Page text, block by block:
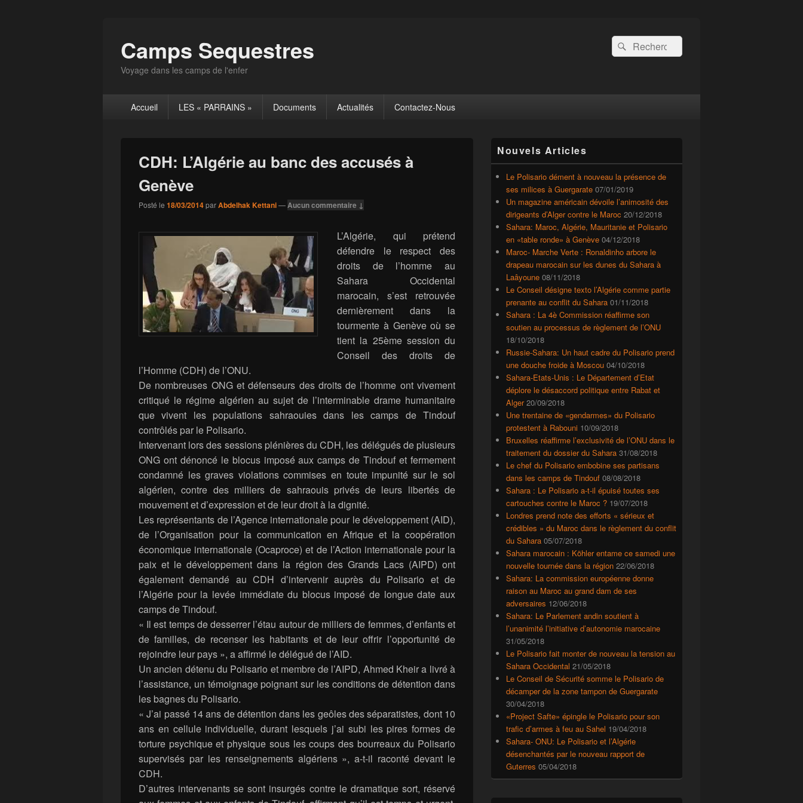
Camps Sequestres
Voyage dans les camps de l'enfer
Recherche :
Rechercher
principalAccueil LES « PARRAINS » Documents Actualités Contactez-Nous
CDH: L’Algérie au banc des accusés à
Genève
Posté le 18/03/2014parAbdelhak Kettani—Aucun commentaire ↓
L’Algérie, qui prétend
défendre le respect des
droits de l’homme au
Sahara Occidental
marocain, s’est retrouvée
dernièrement dans la
tourmente à Genève où se
tient la 25ème session du
Conseil des droits de
l’Homme (CDH) de l’ONU.
De nombreuses ONG et défenseurs des droits de l’homme ont vivement
critiqué le régime algérien au sujet de l’interminable drame humanitaire
que vivent les populations sahraouies dans les camps de Tindouf
contrôlés par le Polisario.
Intervenant lors des sessions plénières du CDH, les délégués de plusieurs
ONG ont dénoncé le blocus imposé aux camps de Tindouf et fermement
condamné les graves violations commises en toute impunité sur le sol
algérien, contre des milliers de sahraouis privés de leurs libertés de
mouvement et d’expression et de leur droit à la dignité.
Les représentants de l’Agence internationale pour le développement (AID),
de l’Organisation pour la communication en Afrique et la coopération
économique internationale (Ocaproce) et de l’Action internationale pour la
paix et le développement dans la région des Grands Lacs (AIPD) ont
également demandé au CDH d’intervenir auprès du Polisario et de
l’Algérie pour la levée immédiate du blocus imposé de longue date aux
camps de Tindouf.
« Il est temps de desserrer l’étau autour de milliers de femmes, d’enfants et
de familles, de recenser les habitants et de leur offrir l’opportunité de
rejoindre leur pays », a affirmé le délégué de l’AID.
Un ancien détenu du Polisario et membre de l’AIPD, Ahmed Kheir a livré à
l’assistance, un témoignage poignant sur les conditions de détention dans
les bagnes du Polisario.
« J’ai passé 14 ans de détention dans les geôles des séparatistes, dont 10
ans en cellule individuelle, durant lesquels j’ai subi les pires formes de
torture psychique et physique sous les coups des bourreaux du Polisario
supervisés par les renseignements algériens », a-t-il raconté devant le
CDH.
D’autres intervenants se sont insurgés contre le dramatique sort, réservé
principale
de
widget
barre
latérale
Nouvels Articles
Le Polisario dément à nouveau la présence de
ses milices à Guergarate 07/01/2019
Un magazine américain dévoile l’animosité des
dirigeants d’Alger contre le Maroc 20/12/2018
Sahara: Maroc, Algérie, Mauritanie et Polisario
en «table ronde» à Genève 04/12/2018
Maroc- Marche Verte : Ronaldinho arbore le
drapeau marocain sur les dunes du Sahara à
Laâyoune 08/11/2018
Le Conseil désigne texto l’Algérie comme partie
prenante au conflit du Sahara 01/11/2018
Sahara : La 4è Commission réaffirme son
soutien au processus de règlement de l’ONU
18/10/2018
Russie-Sahara: Un haut cadre du Polisario prend
une douche froide à Moscou 04/10/2018
Sahara-Etats-Unis : Le Département d’Etat
déplore le désaccord politique entre Rabat et
Alger 20/09/2018
Une trentaine de «gendarmes» du Polisario
protestent à Rabouni 10/09/2018
Bruxelles réaffirme l’exclusivité de l’ONU dans le
traitement du dossier du Sahara 31/08/2018
Le chef du Polisario embobine ses partisans
dans les camps de Tindouf 08/08/2018
Sahara : Le Polisario a-t-il épuisé toutes ses
cartouches contre le Maroc ? 19/07/2018
Londres prend note des efforts « sérieux et
crédibles » du Maroc dans le règlement du conflit
du Sahara 05/07/2018
Sahara marocain : Köhler entame ce samedi une
nouvelle tournée dans la région 22/06/2018
Sahara: La commission européenne donne
raison au Maroc au grand dam de ses
adversaires 12/06/2018
Sahara: Le Parlement andin soutient à
l’unanimité l’initiative d’autonomie marocaine
31/05/2018
Le Polisario fait monter de nouveau la tension au
Sahara Occidental 21/05/2018
Le Conseil de Sécurité somme le Polisario de
décamper de la zone tampon de Guergarate
30/04/2018
«Project Safte» épingle le Polisario pour son
trafic d’armes à feu au Sahel 19/04/2018
Sahara- ONU: Le Polisario et l’Algérie
désenchantés par le nouveau rapport de
Guterres 05/04/2018